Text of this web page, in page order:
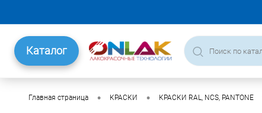
Каталог
Главная страница • КРАСКИ • КРАСКИ RAL, NCS, PANTONE